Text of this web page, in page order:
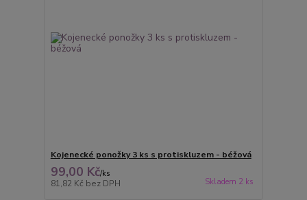
Kojenecké ponožky 3 ks s protiskluzem - béžová
99,00 Kč/ks
81,82 Kč bez DPH Skladem 2 ks